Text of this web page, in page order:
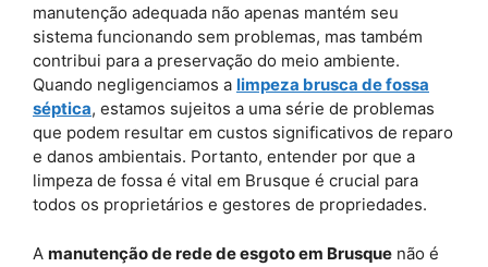
manutenção adequada não apenas mantém seu
sistema funcionando sem problemas, mas também
contribui para a preservação do meio ambiente.
Quando negligenciamos a limpeza brusca de fossa
séptica, estamos sujeitos a uma série de problemas
que podem resultar em custos significativos de reparo
e danos ambientais. Portanto, entender por que a
limpeza de fossa é vital em Brusque é crucial para
todos os proprietários e gestores de propriedades.
A manutenção de rede de esgoto em Brusque não é